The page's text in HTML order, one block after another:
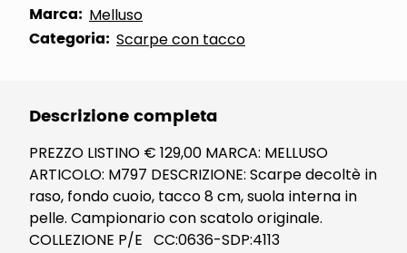
Marca: Melluso
Categoria: Scarpe con tacco
Descrizione completa
PREZZO LISTINO € 129,00 MARCA: MELLUSO
ARTICOLO: M797 DESCRIZIONE: Scarpe decoltè in
raso, fondo cuoio, tacco 8 cm, suola interna in
pelle. Campionario con scatolo originale.
COLLEZIONE P/E CC:0636-SDP:4113